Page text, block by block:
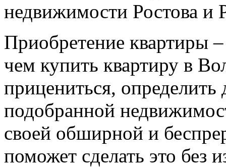
недвижимости Ростова и
Приобретение квартиры
чем купить квартиру в
прицениться,
подобранной
своей обширной и
поможет сделать это без